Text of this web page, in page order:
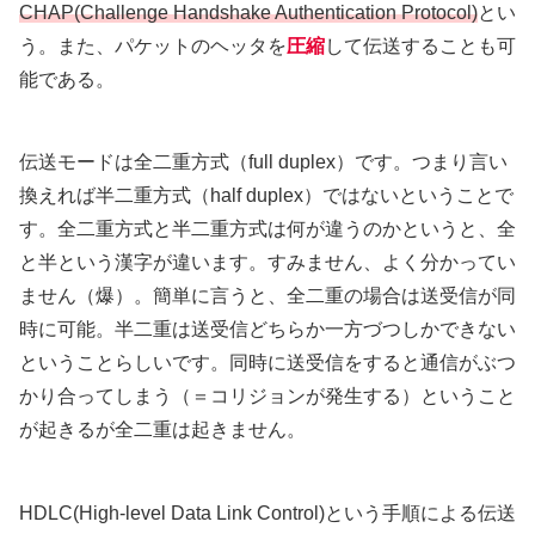
CHAP(Challenge Handshake Authentication Protocol)とい
う。また、パケットのヘッタを圧縮して伝送することも可
能である。
伝送モードは全二重方式（full duplex）です。つまり言い
換えれば半二重方式（half duplex）ではないということで
す。全二重方式と半二重方式は何が違うのかというと、全
と半という漢字が違います。すみません、よく分かってい
ません（爆）。簡単に言うと、全二重の場合は送受信が同
時に可能。半二重は送受信どちらか一方づつしかできない
ということらしいです。同時に送受信をすると通信がぶつ
かり合ってしまう（＝コリジョンが発生する）ということ
が起きるが全二重は起きません。
HDLC(High-level Data Link Control)という手順による伝送